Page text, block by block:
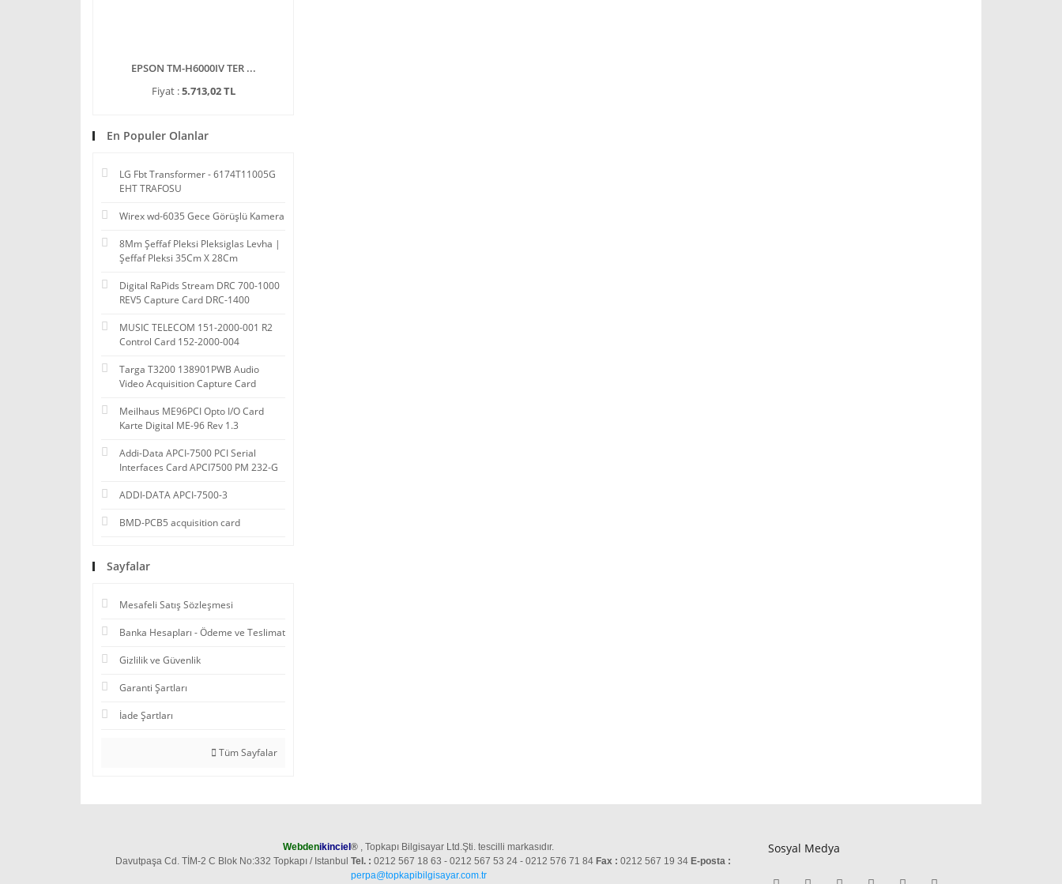
EPSON TM-H6000IV TER ...
Fiyat :5.713,02 TL
En Populer Olanlar
LG Fbt Transformer - 6174T11005G
EHT TRAFOSU
Wirex wd-6035 Gece Görüşlü Kamera
8Mm Şeffaf Pleksi Pleksiglas Levha |
Şeffaf Pleksi 35Cm X 28Cm
Digital RaPids Stream DRC 700-1000
REV5 Capture Card DRC-1400
MUSIC TELECOM 151-2000-001 R2
Control Card 152-2000-004
Targa T3200 138901PWB Audio
Video Acquisition Capture Card
Meilhaus ME96PCI Opto I/O Card
Karte Digital ME-96 Rev 1.3
Addi-Data APCI-7500 PCI Serial
Interfaces Card APCI7500 PM 232-G
ADDI-DATA APCI-7500-3
BMD-PCB5 acquisition card
Sayfalar
Mesafeli Satış Sözleşmesi
Banka Hesapları - Ödeme ve Teslimat
Gizlilik ve Güvenlik
Garanti Şartları
İade Şartları
Tüm Sayfalar
Webdenikinciel ® , Topkapı Bilgisayar Ltd.Şti. tescilli markasıdır.
Davutpaşa Cd. TİM-2 C Blok No:332 Topkapı / Istanbul Tel. : 0212 567 18 63 - 0212 567 53 24 - 0212 576 71 84 Fax : 0212 567 19 34 E-posta :
perpa@topkapibilgisayar.com.tr
Sosyal Medya